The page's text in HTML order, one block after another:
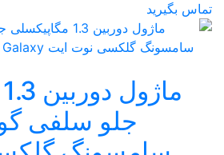
تماس بگیرید
جلو سلفی